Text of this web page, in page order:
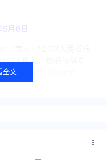
月6日
人民币，数据仅供参
为准。美元（United
为准。美元（United
全文